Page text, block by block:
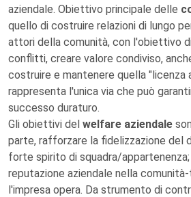
aziendale. Obiettivo principale delle
quello di costruire relazioni di lungo
attori della comunità, con l'obiettivo
conflitti, creare valore condiviso,
costruire e mantenere quella "licenza
rappresenta l'unica via che può
successo duraturo.
Gli obiettivi del welfare aziendale
parte, rafforzare la fidelizzazione del
forte spirito di squadra/
reputazione aziendale nella
l'impresa opera. Da strumento di